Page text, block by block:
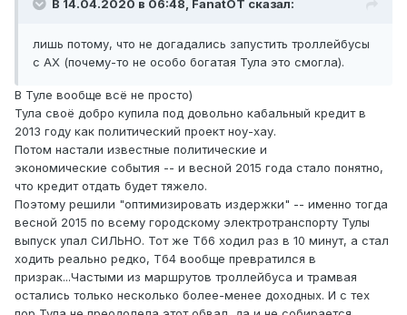
В 14.04.2020 в 06:48, FanatOT сказал:
лишь потому, что не догадались запустить троллейбусы
с АХ (почему-то не особо богатая Тула это смогла).
В Туле вообще всё не просто)
Тула своё добро купила под довольно кабальный кредит в
2013 году как политический проект ноу-хау.
Потом настали известные политические и
экономические события -- и весной 2015 года стало понятно,
что кредит отдать будет тяжело.
Поэтому решили "оптимизировать издержки" -- именно тогда
весной 2015 по всему городскому электротранспорту Тулы
выпуск упал СИЛЬНО. Тот же Тб6 ходил раз в 10 минут, а стал
ходить реально редко, Тб4 вообще превратился в
призрак...Частыми из маршрутов троллейбуса и трамвая
остались только несколько более-менее доходных. И с тех